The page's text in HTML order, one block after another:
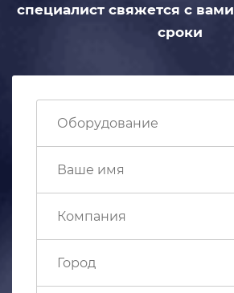
специалист свяжется с вами
сроки